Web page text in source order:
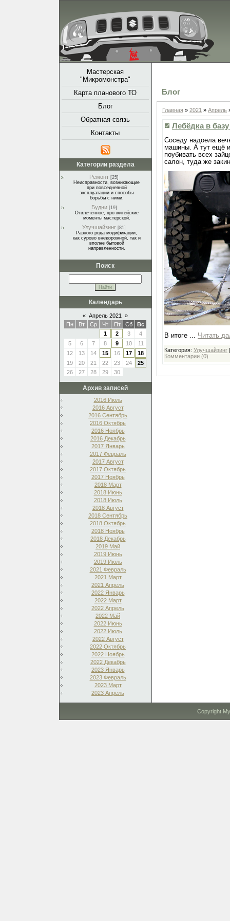
Мастерская
"Микромонстра"
Карта планового ТО
Блог
Обратная связь
Контакты
Категории раздела
Ремонт [25]
Неисправности, возникающие
при повседневной
эксплуатации и способы
борьбы с ними.
Будни [19]
Отвлечённое, про житейские
моменты мастерской.
Улучшайзинг [81]
Разного рода модификации,
как сурово внедорожной, так и
вполне бытовой
направленности.
Поиск
Календарь
« Апрель 2021
»
Пн
Вт Ср Чт Пт Сб
Вс
1
2 3
4
5
6 7 8 9 10
11
12
13 14 15 16 17
18
19
20 21 22 23 24
25
26
27 28 29 30
Архив записей
2016 Июль
2016 Август
2016 Сентябрь
2016 Октябрь
2016 Ноябрь
2016 Декабрь
2017 Январь
2017 Февраль
2017 Август
2017 Октябрь
2017 Ноябрь
2018 Март
2018 Июнь
2018 Июль
2018 Август
2018 Сентябрь
2018 Октябрь
2018 Ноябрь
2018 Декабрь
2019 Май
2019 Июнь
2019 Июль
2021 Февраль
2021 Март
2021 Апрель
2022 Январь
2022 Март
2022 Апрель
2022 Май
2022 Июнь
2022 Июль
2022 Август
2022 Октябрь
2022 Ноябрь
2022 Декабрь
2023 Январь
2023 Февраль
2023 Март
2023 Апрель
Блог
Главная » 2021 » Апрель
Лебёдка в
Соседу надоела
машины. А тут ещё
поубивать всех
салон, туда же
В итоге Читать
Категория: Улучшайзинг
Комментарии (0)
Copyright